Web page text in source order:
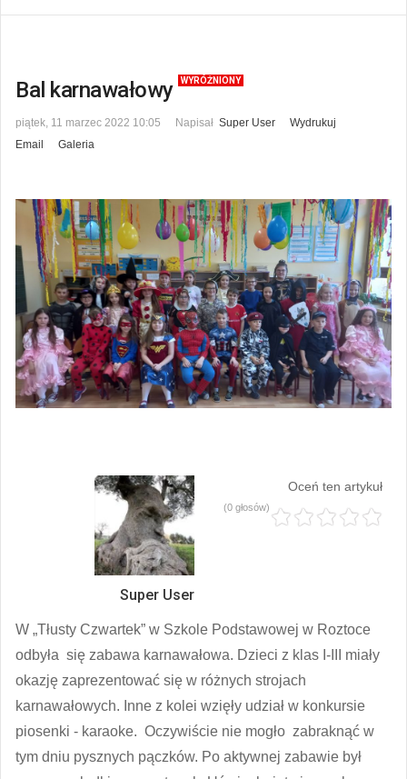
Bal karnawałowy WYRÓŻNIONY
piątek, 11 marzec 2022 10:05 Napisał Super User
Wydrukuj
Email
Galeria
Super User
Oceń ten artykuł
(0 głosów)
W „Tłusty Czwartek” w Szkole Podstawowej w Roztoce
odbyła się zabawa karnawałowa. Dzieci z klas I-III miały
okazję zaprezentować się w różnych strojach
karnawałowych. Inne z kolei wzięły udział w konkursie
piosenki - karaoke. Oczywiście nie mogło zabraknąć w
tym dniu pysznych pączków. Po aktywnej zabawie był